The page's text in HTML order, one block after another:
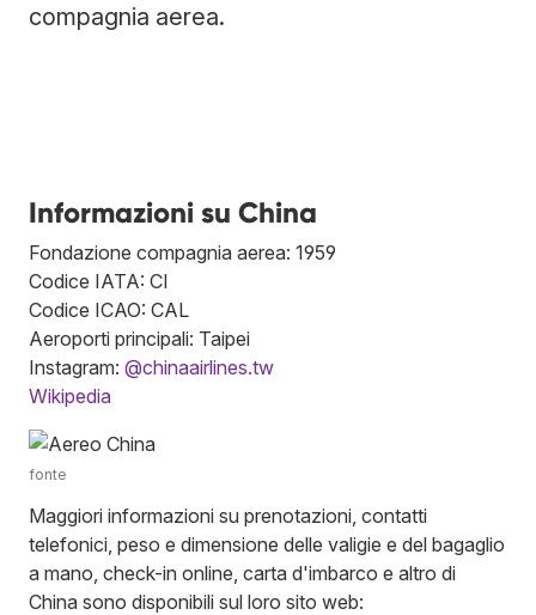
compagnia aerea.
Informazioni su China
Fondazione compagnia aerea: 1959
Codice IATA: CI
Codice ICAO: CAL
Aeroporti principali: Taipei
Instagram: @chinaairlines.tw
Wikipedia
fonte
Maggiori informazioni su prenotazioni, contatti
telefonici, peso e dimensione delle valigie e del bagaglio
a mano, check-in online, carta d'imbarco e altro di
China sono disponibili sul loro sito web: